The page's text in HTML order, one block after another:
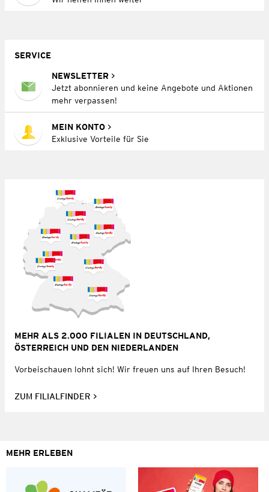
SERVICE
NEWSLETTER
Jetzt abonnieren und keine Angebote und Aktionen
mehr verpassen!
MEIN KONTO
Exklusive Vorteile für Sie
MEHR ALS 2.000 FILIALEN IN DEUTSCHLAND,
ÖSTERREICH UND DEN NIEDERLANDEN
Vorbeischauen lohnt sich! Wir freuen uns auf Ihren Besuch!
ZUM FILIALFINDER
MEHR ERLEBEN